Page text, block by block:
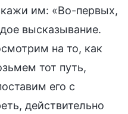
им: «Во-первых,
высказывание.
на то, как
тот путь,
его с
действительно